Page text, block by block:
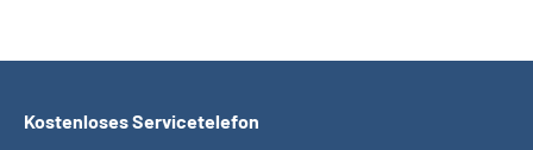
Kostenloses Servicetelefon